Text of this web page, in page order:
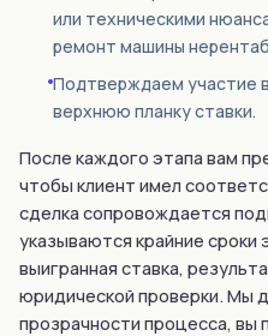
или техническими
ремонт машины
Подтверждаем участие
верхнюю планку ставки.
После каждого этапа вам
чтобы клиент имел
сделка сопровождается
указываются крайние сроки
выигранная ставка,
юридической проверки. Мы
прозрачности процесса, вы